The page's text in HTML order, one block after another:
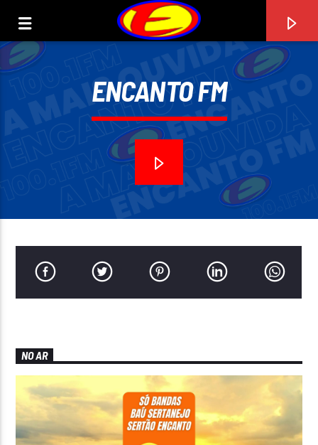
ENCANTO FM
ENCANTO FM
NO AR